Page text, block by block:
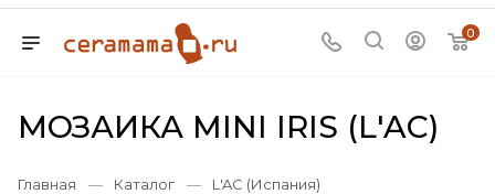
0
МОЗАИКА MINI IRIS (L'AC)
Главная — Каталог — L'AC (Испания)